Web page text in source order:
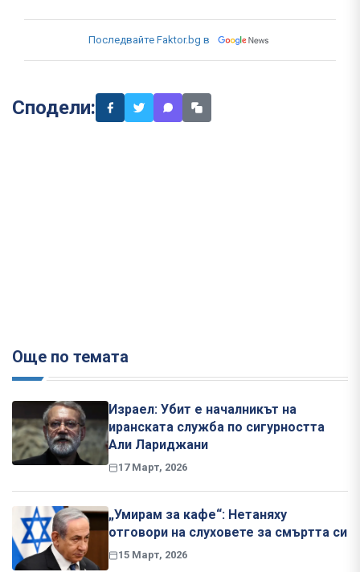
Последвайте Faktor.bg в
Сподели:
Още по темата
Израел: Убит е началникът на
иранската служба по сигурността
Али Лариджани
17 Март, 2026
„Умирам за кафе“: Нетаняху
отговори на слуховете за смъртта си
15 Март, 2026